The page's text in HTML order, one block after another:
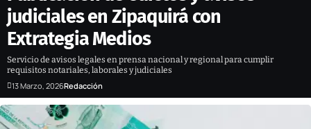
judiciales en Zipaquirá con
Extrategia Medios
Servicio de avisos legales en prensa nacional y regional para cumplir
requisitos notariales, laborales y judiciales
13 Marzo, 2026Redacción